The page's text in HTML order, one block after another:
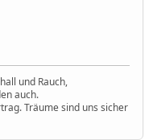
und Rauch,
auch.
Träume sind uns sicher